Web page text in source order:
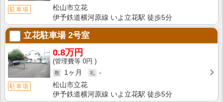
駐車場
松山市立花
伊予鉄道横河原線 いよ立花駅 徒歩5分
立花駐車場2号室
駐車場
0.8万円
0円
1ヶ月
-
松山市立花
伊予鉄道横河原線 いよ立花駅 徒歩5分